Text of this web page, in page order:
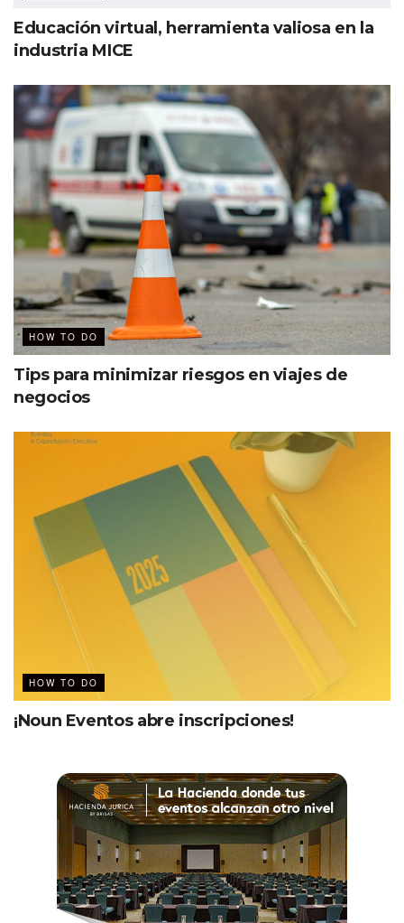
Educación virtual, herramienta valiosa en la
industria MICE
HOW TO DO
Tips para minimizar riesgos en viajes de
negocios
HOW TO DO
¡Noun Eventos abre inscripciones!